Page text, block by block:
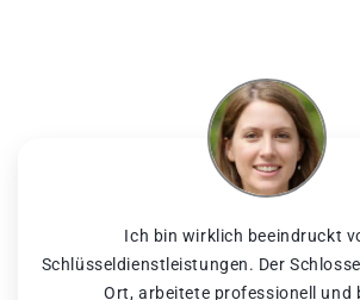
Ich bin wirklich beeindruckt
Schlüsseldienstleistungen. Der
Ort, arbeitete professionell und